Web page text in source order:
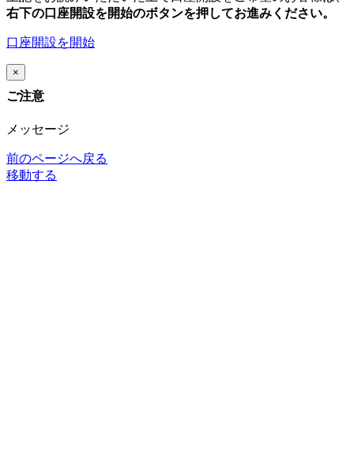
右下の口座開設を開始のボタンを押してお進みください。
口座開設を開始
×
ご注意
メッセージ
前のページへ戻る
移動する